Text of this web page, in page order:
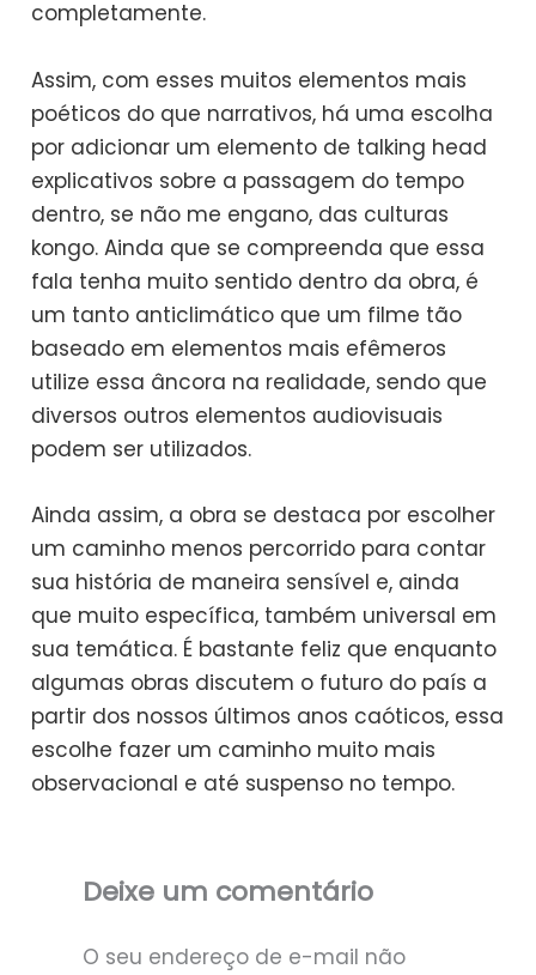
completamente.
Assim, com esses muitos elementos mais
poéticos do que narrativos, há uma escolha
por adicionar um elemento de talking head
explicativos sobre a passagem do tempo
dentro, se não me engano, das culturas
kongo. Ainda que se compreenda que essa
fala tenha muito sentido dentro da obra, é
um tanto anticlimático que um filme tão
baseado em elementos mais efêmeros
utilize essa âncora na realidade, sendo que
diversos outros elementos audiovisuais
podem ser utilizados.
Ainda assim, a obra se destaca por escolher
um caminho menos percorrido para contar
sua história de maneira sensível e, ainda
que muito específica, também universal em
sua temática. É bastante feliz que enquanto
algumas obras discutem o futuro do país a
partir dos nossos últimos anos caóticos, essa
escolhe fazer um caminho muito mais
observacional e até suspenso no tempo.
Deixe um comentário
O seu endereço de e-mail não